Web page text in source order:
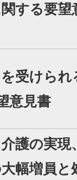
する要望
受けられ
意見書
護の実現
幅増員と